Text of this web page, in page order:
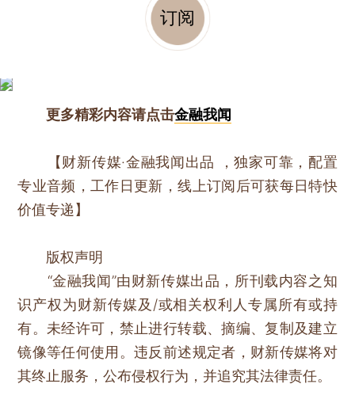
订阅
更多精彩内容请点击金融我闻
【财新传媒·金融我闻出品 ，独家可靠，配置
专业音频，工作日更新，线上订阅后可获每日特快
价值专递】
版权声明
“金融我闻”由财新传媒出品，所刊载内容之知
识产权为财新传媒及/或相关权利人专属所有或持
有。未经许可，禁止进行转载、摘编、复制及建立
镜像等任何使用。违反前述规定者，财新传媒将对
其终止服务，公布侵权行为，并追究其法律责任。